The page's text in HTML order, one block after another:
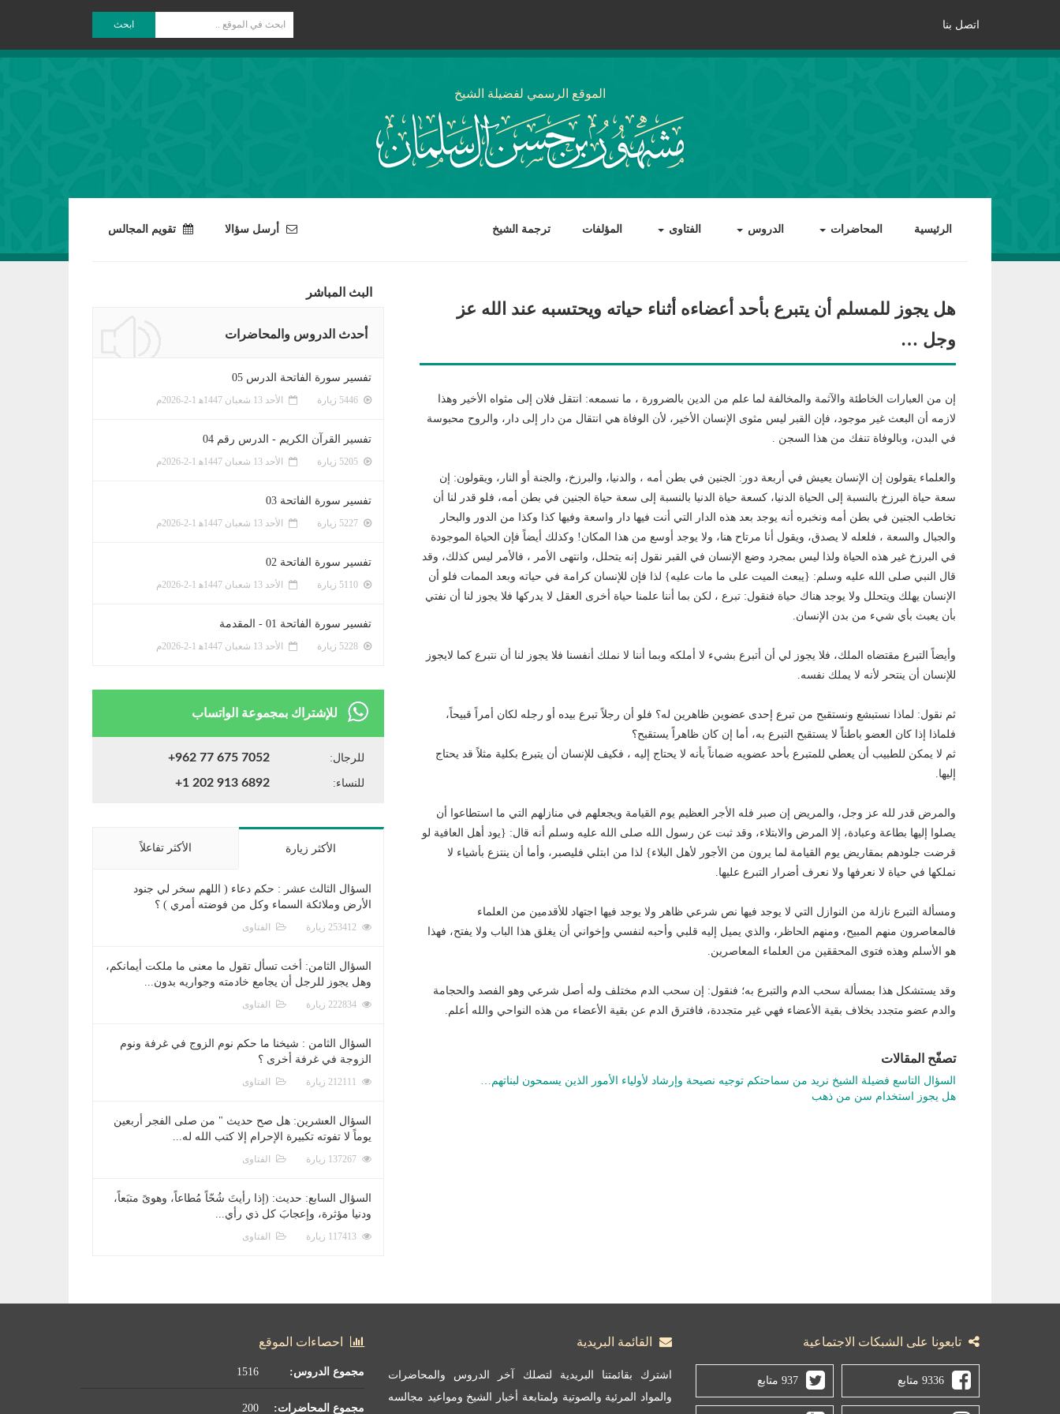
اتصل بنا ابحث
الموقع الرسمي لفضيلة الشيخ
الرئيسية المحاضرات الدروس الفتاوى المؤلفات ترجمة الشيخ أرسل سؤالا تقويم المجالس
هل يجوز للمسلم أن يتبرع بأحد أعضاءه أثناء حياته ويحتسبه عند الله عز
وجل …
إن من العبارات الخاطئة والآثمة والمخالفة لما علم من الدين بالضرورة ، ما نسمعه: انتقل فلان إلى مثواه الأخير وهذا
لازمه أن البعث غير موجود، فإن القبر ليس مثوى الإنسان الأخير، لأن الوفاة هي انتقال من دار إلى دار، والروح محبوسة
في البدن، وبالوفاة تنفك من هذا السجن .
والعلماء يقولون إن الإنسان يعيش في أربعة دور: الجنين في بطن أمه ، والدنيا، والبرزخ، والجنة أو النار، ويقولون: إن
سعة حياة البرزخ بالنسبة إلى الحياة الدنيا، كسعة حياة الدنيا بالنسبة إلى سعة حياة الجنين في بطن أمه، فلو قدر لنا أن
نخاطب الجنين في بطن أمه ونخبره أنه يوجد بعد هذه الدار التي أنت فيها دار واسعة وفيها كذا وكذا من الدور والبحار
والجبال والسعة ، فلعله لا يصدق، ويقول أنا مرتاح هنا، ولا يوجد أوسع من هذا المكان! وكذلك أيضاً فإن الحياة الموجودة
في البرزخ غير هذه الحياة ولذا ليس بمجرد وضع الإنسان في القبر نقول إنه يتحلل، وانتهى الأمر ، فالأمر ليس كذلك، وقد
قال النبي صلى الله عليه وسلم: {يبعث الميت على ما مات عليه} لذا فإن للإنسان كرامة في حياته وبعد الممات فلو أن
الإنسان يهلك ويتحلل ولا يوجد هناك حياة فنقول: تبرع ، لكن بما أننا علمنا حياة أخرى العقل لا يدركها فلا يجوز لنا أن نفتي
بأن يعبث بأي شيء من بدن الإنسان.
وأيضاً التبرع مقتضاه الملك، فلا يجوز لي أن أتبرع بشيء لا أملكه وبما أننا لا نملك أنفسنا فلا يجوز لنا أن نتبرع كما لايجوز
للإنسان أن ينتحر لأنه لا يملك نفسه.
ثم نقول: لماذا نستبشع ونستقبح من تبرع إحدى عضوين ظاهرين له؟ فلو أن رجلاً تبرع بيده أو رجله لكان أمراً قبيحاً،
فلماذا إذا كان العضو باطناً لا يستقبح التبرع به، أما إن كان ظاهراً يستقبح؟
ثم لا يمكن للطبيب أن يعطي للمتبرع بأحد عضويه ضماناً بأنه لا يحتاج إليه ، فكيف للإنسان أن يتبرع بكلية مثلاً قد يحتاج
إليها.
والمرض قدر لله عز وجل، والمريض إن صبر فله الأجر العظيم يوم القيامة ويجعلهم في منازلهم التي ما استطاعوا أن
يصلوا إليها بطاعة وعبادة، إلا المرض والابتلاء، وقد ثبت عن رسول الله صلى الله عليه وسلم أنه قال: {يود أهل العافية لو
قرضت جلودهم بمقاريض يوم القيامة لما يرون من الأجور لأهل البلاء} لذا من ابتلي فليصبر، وأما أن ينتزع بأشياء لا
نملكها في حياة لا نعرفها ولا نعرف أضرار التبرع عليها.
ومسألة التبرع نازلة من النوازل التي لا يوجد فيها نص شرعي ظاهر ولا يوجد فيها اجتهاد للأقدمين من العلماء
فالمعاصرون منهم المبيح، ومنهم الحاظر، والذي يميل إليه قلبي وأحبه لنفسي وإخواني أن يغلق هذا الباب ولا يفتح، فهذا
هو الأسلم وهذه فتوى المحققين من العلماء المعاصرين.
وقد يستشكل هذا بمسألة سحب الدم والتبرع به؛ فنقول: إن سحب الدم مختلف وله أصل شرعي وهو الفصد والحجامة
والدم عضو متجدد بخلاف بقية الأعضاء فهي غير متجددة، فافترق الدم عن بقية الأعضاء من هذه النواحي والله أعلم.
تصفّح المقالات
السؤال التاسع فضيلة الشيخ نريد من سماحتكم توجيه نصيحة وإرشاد لأولياء الأمور الذين يسمحون لبناتهم…
هل يجوز استخدام سن من ذهب
البث المباشر
أحدث الدروس والمحاضرات
تفسير سورة الفاتحة الدرس 05
الأحد 13 شعبان 1447ﻫ 1-2-2026م
تفسير القرآن الكريم - الدرس رقم 04
الأحد 13 شعبان 1447ﻫ 1-2-2026م
تفسير سورة الفاتحة 03
الأحد 13 شعبان 1447ﻫ 1-2-2026م
تفسير سورة الفاتحة 02
الأحد 13 شعبان 1447ﻫ 1-2-2026م
تفسير سورة الفاتحة 01 - المقدمة
الأحد 13 شعبان 1447ﻫ 1-2-2026م
للإشتراك بمجموعة الواتساب
للرجال: +962 77 675 7052
للنساء: +1 202 913 6892
الأكثر زيارة الأكثر تفاعلاً
السؤال الثالث عشر : حكم دعاء ( اللهم سخر لي جنود
الأرض وملائكة السماء وكل من فوضته أمري ) ؟
الفتاوى
السؤال الثامن: أخت تسأل تقول ما معنى ما ملكت أيمانكم،
وهل يجوز للرجل أن يجامع خادمته وجواريه بدون...
الفتاوى
السؤال الثامن : شيخنا ما حكم نوم الزوج في غرفة ونوم
الزوجة في غرفة أخرى ؟
الفتاوى
السؤال العشرين: هل صح حديث " من صلى الفجر أربعين
يوماً لا تفوته تكبيرة الإحرام إلا كتب الله له...
الفتاوى
السؤال السابع: حديث: (إذا رأيتَ شُحّاً مُطاعاً، وهوىً متبَعاً،
ودنيا مؤثرة، وإعجابَ كل ذي رأي...
الفتاوى
تابعونا على الشبكات الاجتماعية
9336 متابع 937 متابع
القائمة البريدية
اشترك بقائمتنا البريدية لتصلك آخر الدروس والمحاضرات
والمواد المرئية والصوتية ولمتابعة أخبار الشيخ ومواعيد مجالسه
احصاءات الموقع
مجموع الدروس:
مجموع المحاضرات: